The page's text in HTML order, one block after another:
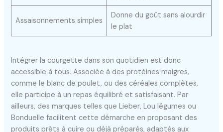
Assaisonnements simples
Donne du goût sans alourdir
le plat
Intégrer la courgette dans son quotidien est donc
accessible à tous. Associée à des protéines maigres,
comme le blanc de poulet, ou des céréales complètes,
elle participe à un repas équilibré et satisfaisant. Par
ailleurs, des marques telles que Lieber, Lou légumes ou
Bonduelle facilitent cette démarche en proposant des
produits prêts à cuire ou déjà préparés, adaptés aux